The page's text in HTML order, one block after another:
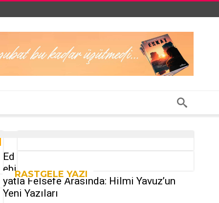
RASTGELE YAZI
Ed
ebi
yatla Felsefe Arasında: Hilmi Yavuz’un
Yeni Yazıları